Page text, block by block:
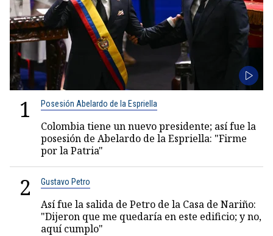
1 Posesión Abelardo de la Espriella
Colombia tiene un nuevo presidente; así fue la
posesión de Abelardo de la Espriella: "Firme
por la Patria"
2 Gustavo Petro
Así fue la salida de Petro de la Casa de Nariño:
"Dijeron que me quedaría en este edificio; y no,
aquí cumplo"